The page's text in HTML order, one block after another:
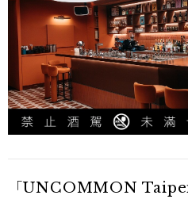
「UNCOMMON Taipei